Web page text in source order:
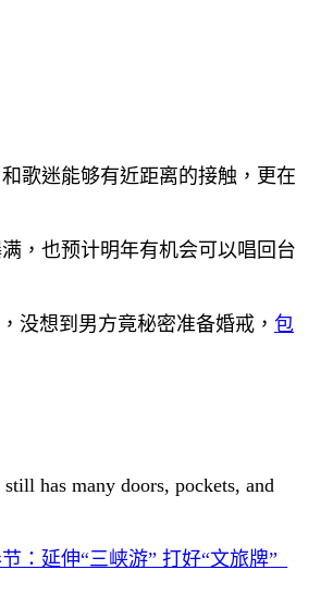
歌迷能够有近距离的接触，更在
，也预计明年有机会可以唱回台
没想到男方竟秘密准备婚戒， 包
has many doors, pockets, and
：延伸“三峡游” 打好“文旅牌”_